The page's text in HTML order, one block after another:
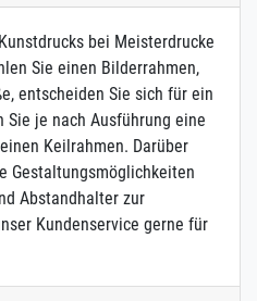
bei Meisterdrucke
Sie einen Bilderrahmen,
entscheiden Sie sich für ein
Sie je nach Ausführung eine
Keilrahmen. Darüber
Gestaltungsmöglichkeiten
Abstandhalter zur
Kundenservice gerne für